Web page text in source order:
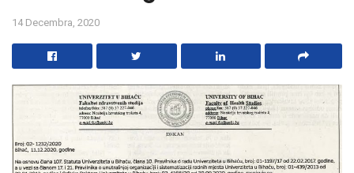
14 Decembra, 2020